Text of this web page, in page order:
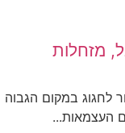
מזחלות
לחגוג במקום הגבוה
העצמאות...